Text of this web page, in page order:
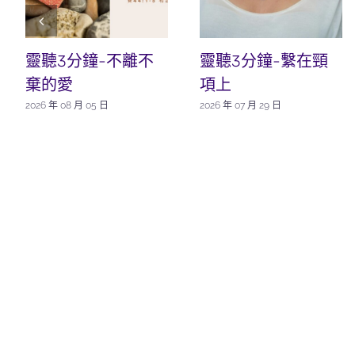
靈聽3分鐘-不離不
棄的愛
2026 年 08 月 05 日
靈聽3分鐘-繫在頸
項上
2026 年 07 月 29 日